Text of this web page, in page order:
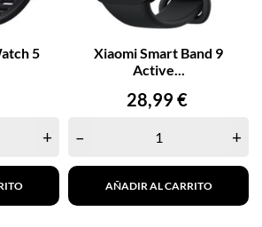
5
+
Xiaomi Smart Band 9
Active...
Precio
28,99 €
– +
AÑADIR AL CARRITO